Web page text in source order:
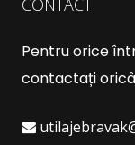
CONTACT
Pentru orice
contactați